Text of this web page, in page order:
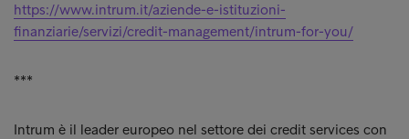
https://www.intrum.it/aziende-e-istituzioni-
finanziarie/servizi/credit-management/intrum-for-you/
***
Intrum è il leader europeo nel settore dei credit services con